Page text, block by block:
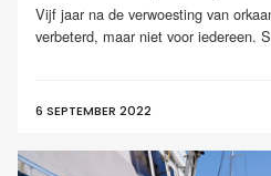
Vijf jaar na de verwoesting van
verbeterd, maar niet voor iedereen.
6 SEPTEMBER 2022